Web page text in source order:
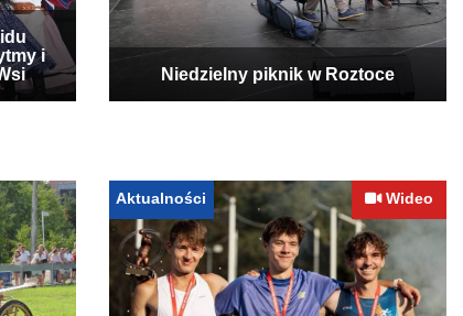
i
Niedzielny piknik w Roztoce
Aktualności Wideo